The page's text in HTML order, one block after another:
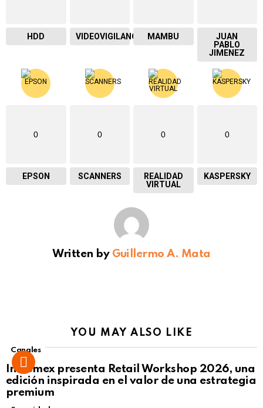
HDD VIDEOVIGILANCIA MAMBU
JUAN
PABLO
JIMENEZ
0
EPSON
0
SCANNERS
0
REALIDAD
VIRTUAL
0
KASPERSKY
Written by Guillermo A. Mata
YOU MAY ALSO LIKE
Canales
Intcomex presenta Retail Workshop 2026, una
edición inspirada en el valor de una estrategia
premium